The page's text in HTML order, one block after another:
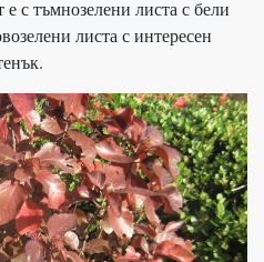
с тъмнозелени листа с бели
листа с интересен